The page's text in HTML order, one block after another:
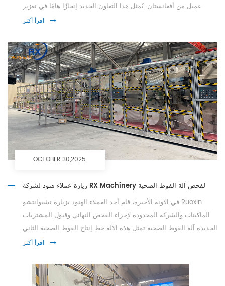
عميل من أفغانستان. يُمثل هذا التعاون الجديد إنجازًا هامًا في تعزيز
اقرأ أكثر
OCTOBER 30,2025.
زيارة عملاء هنود لشركة RX Machinery لفحص آلة الفوط الصحية
في الآونة الأخيرة، قام أحد العملاء الهنود بزيارة تشيوانتشو Ruoxin
الماكينات والشركة المحدودة لإجراء الفحص النهائي وقبول المشتريات
الجديدة آلة الفوط الصحية تمثل هذه الآلة خط إنتاج الفوط الصحية الثاني
اقرأ أكثر